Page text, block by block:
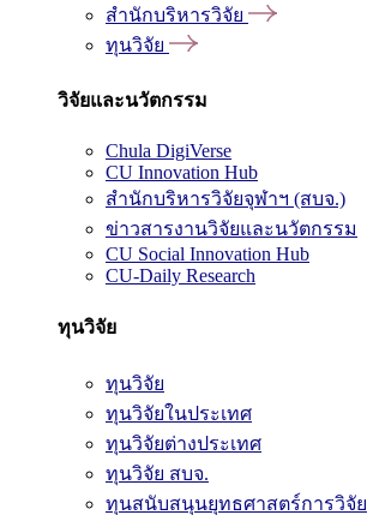
สำนักบริหารวิจัย
ทุนวิจัย
วิจัยและนวัตกรรม
Chula DigiVerse
CU Innovation Hub
สำนักบริหารวิจัยจุฬาฯ (สบจ.)
ข่าวสารงานวิจัยและนวัตกรรม
CU Social Innovation Hub
CU-Daily Research
ทุนวิจัย
ทุนวิจัย
ทุนวิจัยในประเทศ
ทุนวิจัยต่างประเทศ
ทุนวิจัย สบจ.
ทุนสนับสนุนยุทธศาสตร์การวิจัย